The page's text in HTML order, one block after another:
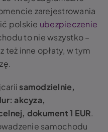
zarejestrowania
polskie ubezpieczenie
to nie wszystko –
inne opłaty, w tym
samodzielnie,
akcyza,
dokument 1 EUR.
samochodu